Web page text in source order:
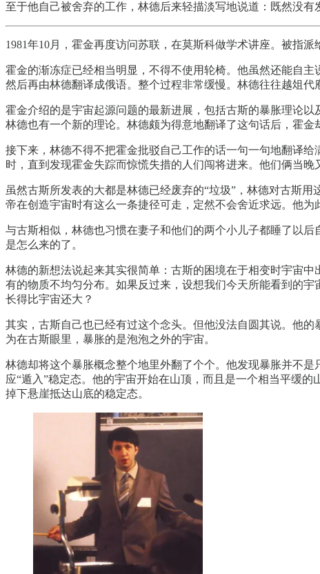
至于他自己被舍弃的工作，林德后来轻描淡写地说道：既然没有
1981年10月，霍金再度访问苏联，在莫斯科做学术讲座。被指派
霍金的渐冻症已经相当明显，不得不使用轮椅。他虽然还能自
然后再由林德翻译成俄语。整个过程非常缓慢。林德往往越俎
霍金介绍的是宇宙起源问题的最新进展，包括古斯的暴胀理论
林德也有一个新的理论。林德颇为得意地翻译了这句话后，霍金
接下来，林德不得不把霍金批驳自己工作的话一句一句地翻译
时，直到发现霍金失踪而惊慌失措的人们闯将进来。他们俩当
虽然古斯所发表的大都是林德已经废弃的“垃圾”，林德对古斯
帝在创造宇宙时有这么一条捷径可走，定然不会舍近求远。他为
与古斯相似，林德也习惯在妻子和他们的两个小儿子都睡了以
是怎么来的了。
林德的新想法说起来其实很简单：古斯的困境在于相变时宇宙
有的物质不均匀分布。如果反过来，设想我们今天所能看到的
长得比宇宙还大？
其实，古斯自己也已经有过这个念头。但他没法自圆其说。他
为在古斯眼里，暴胀的是泡泡之外的宇宙。
林德却将这个暴胀概念整个地里外翻了个个。他发现暴胀并不
应“遁入”稳定态。他的宇宙开始在山顶，而且是一个相当平缓
掉下悬崖抵达山底的稳定态。